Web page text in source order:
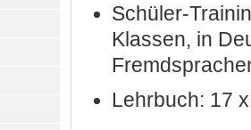
Schüler-
Klassen, in
Lehrbuch: 17